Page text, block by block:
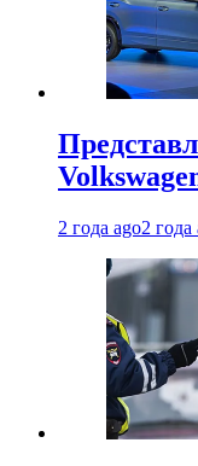
2 года ago2 года